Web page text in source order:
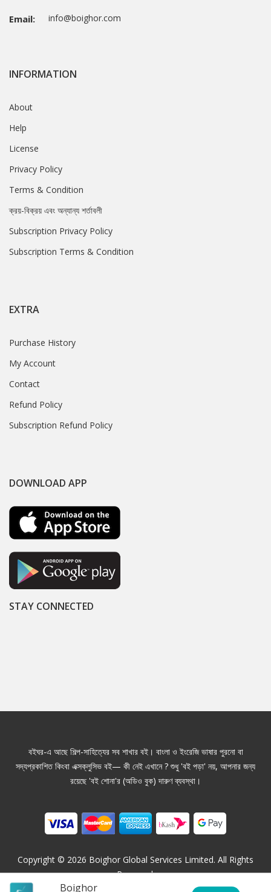
Boighor
Email: info@boighor.com
INFORMATION
About
Help
License
Privacy Policy
Terms & Condition
ক্রয়-বিক্রয় এবং অন্যান্য শর্তাবলী
Subscription Privacy Policy
Subscription Terms & Condition
EXTRA
Purchase History
My Account
Contact
Refund Policy
Subscription Refund Policy
DOWNLOAD APP
STAY CONNECTED
বইঘর-এ আছে শিল্প-সাহিত্যের সব শাখার বই। বাংলা ও ইংরেজি ভাষার পুরনো বা
সদ্যপ্রকাশিত কিংবা এক্সক্লুসিভ বই— কী নেই এখানে ? শুধু 'বই পড়া' নয়, আপনার জন্য
রয়েছে 'বই শোনা'র (অডিও বুক) দারুণ ব্যবস্থা।
Copyright © 2026 Boighor Global Services Limited. All Rights
Reserved.